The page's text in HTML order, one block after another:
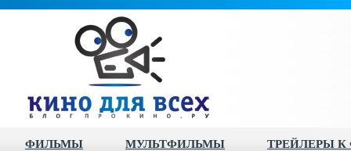
ФИЛЬМЫ МУЛЬТФИЛЬМЫ ТРЕЙЛЕРЫ